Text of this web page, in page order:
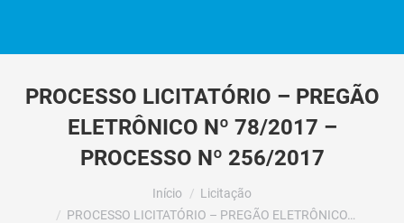
PROCESSO LICITATÓRIO – PREGÃO
ELETRÔNICO Nº 78/2017 –
PROCESSO Nº 256/2017
Início
Licitação
PROCESSO LICITATÓRIO – PREGÃO ELETRÔNICO…